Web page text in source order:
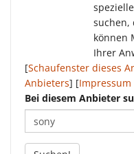
suchen,
können
Ihrer
[Schaufenster dieses
Anbieters] [Impressum
Bei diesem Anbieter